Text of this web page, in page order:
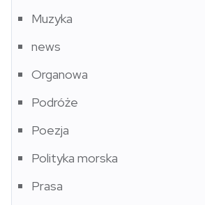
Muzyka
news
Organowa
Podróże
Poezja
Polityka morska
Prasa